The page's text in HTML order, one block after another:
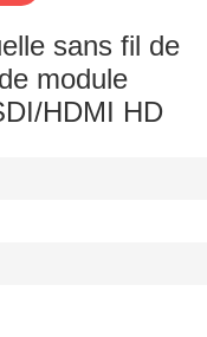
sans fil de
module
HDMI HD